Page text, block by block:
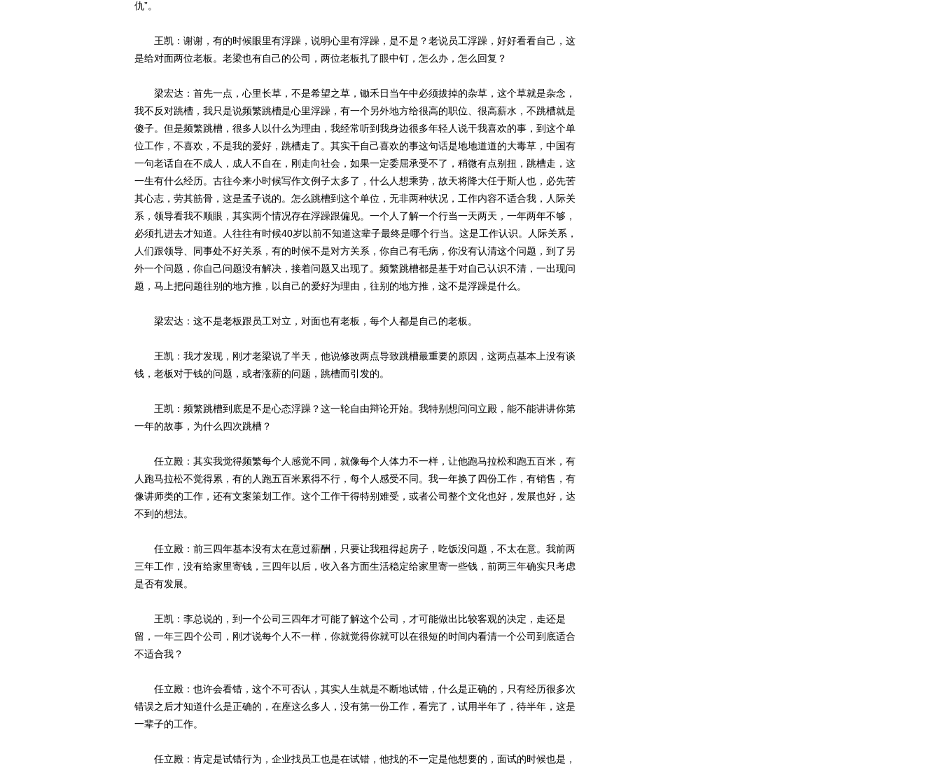
仇”。
王凯：谢谢，有的时候眼里有浮躁，说明心里有浮躁，是不是？老说员工浮躁，好好看看自己，这
是给对面两位老板。老梁也有自己的公司，两位老板扎了眼中钉，怎么办，怎么回复？
梁宏达：首先一点，心里长草，不是希望之草，锄禾日当午中必须拔掉的杂草，这个草就是杂念，
我不反对跳槽，我只是说频繁跳槽是心里浮躁，有一个另外地方给很高的职位、很高薪水，不跳槽就是
傻子。但是频繁跳槽，很多人以什么为理由，我经常听到我身边很多年轻人说干我喜欢的事，到这个单
位工作，不喜欢，不是我的爱好，跳槽走了。其实干自己喜欢的事这句话是地地道道的大毒草，中国有
一句老话自在不成人，成人不自在，刚走向社会，如果一定委屈承受不了，稍微有点别扭，跳槽走，这
一生有什么经历。古往今来小时候写作文例子太多了，什么人想乘势，故天将降大任于斯人也，必先苦
其心志，劳其筋骨，这是孟子说的。怎么跳槽到这个单位，无非两种状况，工作内容不适合我，人际关
系，领导看我不顺眼，其实两个情况存在浮躁跟偏见。一个人了解一个行当一天两天，一年两年不够，
必须扎进去才知道。人往往有时候40岁以前不知道这辈子最终是哪个行当。这是工作认识。人际关系，
人们跟领导、同事处不好关系，有的时候不是对方关系，你自己有毛病，你没有认清这个问题，到了另
外一个问题，你自己问题没有解决，接着问题又出现了。频繁跳槽都是基于对自己认识不清，一出现问
题，马上把问题往别的地方推，以自己的爱好为理由，往别的地方推，这不是浮躁是什么。
梁宏达：这不是老板跟员工对立，对面也有老板，每个人都是自己的老板。
王凯：我才发现，刚才老梁说了半天，他说修改两点导致跳槽最重要的原因，这两点基本上没有谈
钱，老板对于钱的问题，或者涨薪的问题，跳槽而引发的。
王凯：频繁跳槽到底是不是心态浮躁？这一轮自由辩论开始。我特别想问问立殿，能不能讲讲你第
一年的故事，为什么四次跳槽？
任立殿：其实我觉得频繁每个人感觉不同，就像每个人体力不一样，让他跑马拉松和跑五百米，有
人跑马拉松不觉得累，有的人跑五百米累得不行，每个人感受不同。我一年换了四份工作，有销售，有
像讲师类的工作，还有文案策划工作。这个工作干得特别难受，或者公司整个文化也好，发展也好，达
不到的想法。
任立殿：前三四年基本没有太在意过薪酬，只要让我租得起房子，吃饭没问题，不太在意。我前两
三年工作，没有给家里寄钱，三四年以后，收入各方面生活稳定给家里寄一些钱，前两三年确实只考虑
是否有发展。
王凯：李总说的，到一个公司三四年才可能了解这个公司，才可能做出比较客观的决定，走还是
留，一年三四个公司，刚才说每个人不一样，你就觉得你就可以在很短的时间内看清一个公司到底适合
不适合我？
任立殿：也许会看错，这个不可否认，其实人生就是不断地试错，什么是正确的，只有经历很多次
错误之后才知道什么是正确的，在座这么多人，没有第一份工作，看完了，试用半年了，待半年，这是
一辈子的工作。
任立殿：肯定是试错行为，企业找员工也是在试错，他找的不一定是他想要的，面试的时候也是，